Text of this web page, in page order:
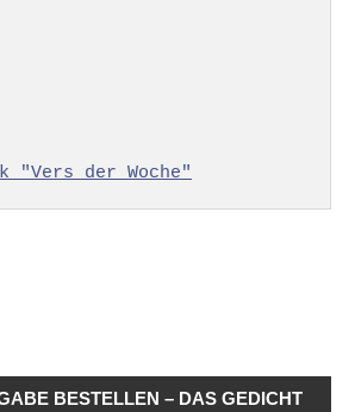
"Vers der Woche"
BESTELLEN – DAS GEDICHT